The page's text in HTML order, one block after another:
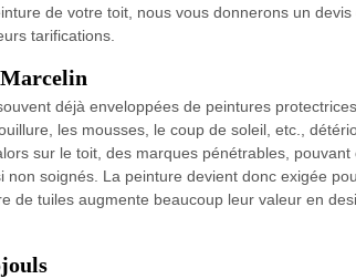
de votre toit, nous vous donnerons un devis
tarifications.
déjà enveloppées de peintures
les mousses, le coup de soleil, etc.,
sur le toit, des marques pénétrables, pouvant
soignés. La peinture devient donc exigée
de tuiles augmente beaucoup leur valeur en